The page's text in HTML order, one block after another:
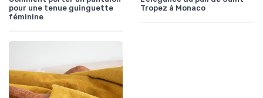
pour une tenue guinguette
féminine
Tropez à Monaco